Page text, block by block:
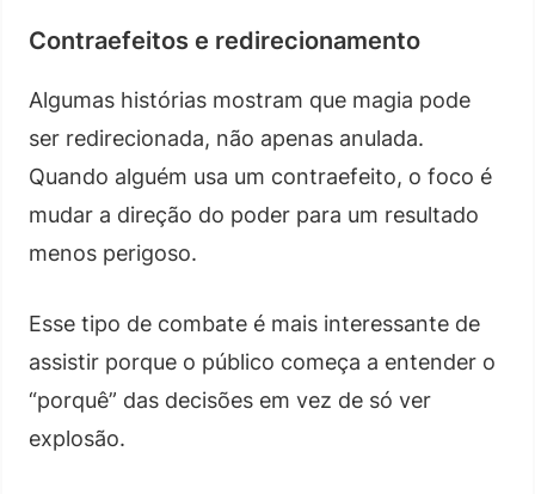
Contraefeitos e redirecionamento
Algumas histórias mostram que magia pode
ser redirecionada, não apenas anulada.
Quando alguém usa um contraefeito, o foco é
mudar a direção do poder para um resultado
menos perigoso.
Esse tipo de combate é mais interessante de
assistir porque o público começa a entender o
“porquê” das decisões em vez de só ver
explosão.